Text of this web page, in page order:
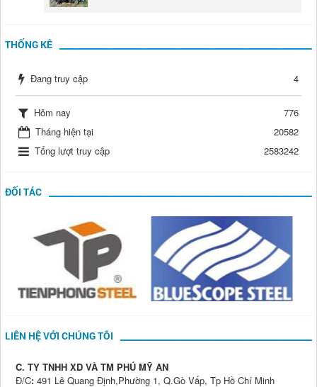
THỐNG KÊ
Đang truy cập 4
Hôm nay
776
Tháng hiện tại
20582
Tổng lượt truy cập
2583242
ĐỐI TÁC
LIÊN HỆ VỚI CHÚNG TÔI
C. TY TNHH XD VÀ TM PHÚ MỸ AN
Đ/C: 491 Lê Quang Định,Phường 1, Q.Gò Vấp, Tp Hồ Chí Minh